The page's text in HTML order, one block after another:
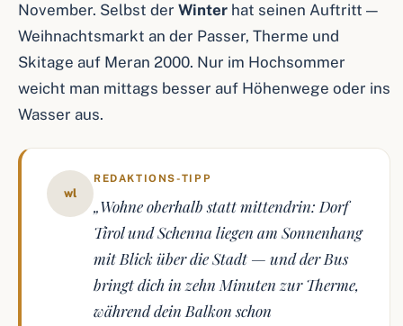
November. Selbst der Winter hat seinen Auftritt —
Weihnachtsmarkt an der Passer, Therme und
Skitage auf Meran 2000. Nur im Hochsommer
weicht man mittags besser auf Höhenwege oder ins
Wasser aus.
wl
REDAKTIONS-TIPP
„Wohne oberhalb statt mittendrin: Dorf
Tirol und Schenna liegen am Sonnenhang
mit Blick über die Stadt — und der Bus
bringt dich in zehn Minuten zur Therme,
während dein Balkon schon